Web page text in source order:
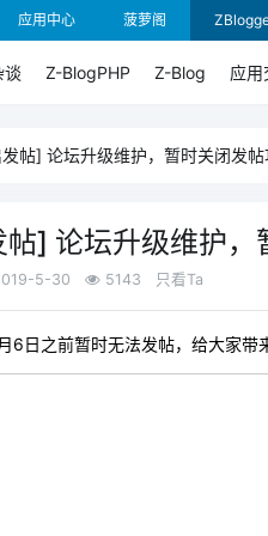
应用中心 菠萝阁
谈 Z-BlogPHP Z-Blog 应用
帖] 论坛升级维护，暂时关闭发帖
] 论坛升级维护，
5-30 5143 只看Ta
6日之前暂时无法发帖，给大家带